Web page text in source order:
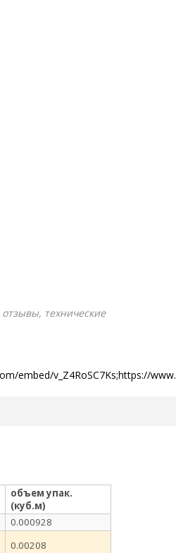
технические
embed/v_Z4RoSC7Ks;https://
объем упак.
(куб.м)
0.000928
0.00208